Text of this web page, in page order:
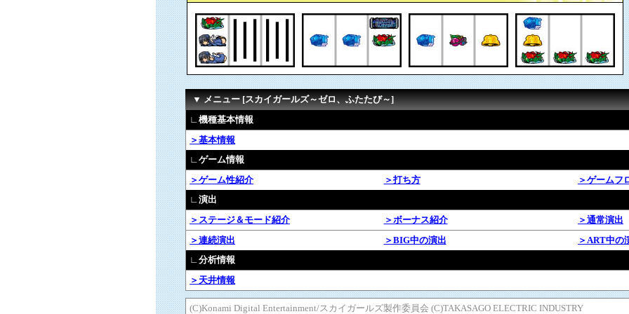
▼ メニュー [スカイガールズ～ゼロ、ふたたび～]
∟機種基本情報
＞基本情報
∟ゲーム情報
＞ゲーム性紹介
＞打ち方
＞ゲームフ
∟演出
＞ステージ＆モード紹介
＞ボーナス紹介
＞通常演出
＞連続演出
＞BIG中の演出
＞ART中の
∟分析情報
＞天井情報
(C)Konami Digital Entertainment/スカイガールズ製作委員会 (C)TAKASAGO ELECTRIC INDUSTRY